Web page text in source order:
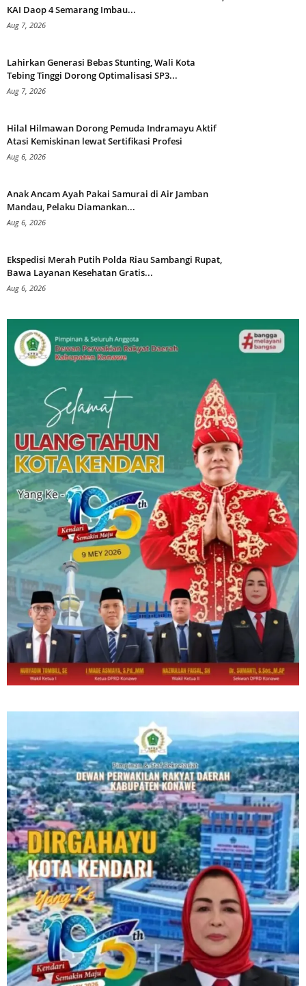
KAI Daop 4 Semarang Imbau...
Aug 7, 2026
Lahirkan Generasi Bebas Stunting, Wali Kota
Tebing Tinggi Dorong Optimalisasi SP3...
Aug 7, 2026
Hilal Hilmawan Dorong Pemuda Indramayu Aktif
Atasi Kemiskinan lewat Sertifikasi Profesi
Aug 6, 2026
Anak Ancam Ayah Pakai Samurai di Air Jamban
Mandau, Pelaku Diamankan...
Aug 6, 2026
Ekspedisi Merah Putih Polda Riau Sambangi Rupat,
Bawa Layanan Kesehatan Gratis...
Aug 6, 2026